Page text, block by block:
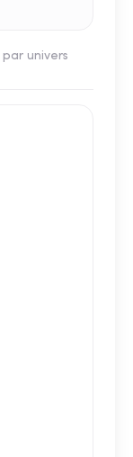
univers